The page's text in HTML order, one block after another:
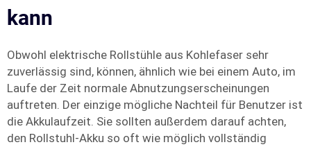
kann
Obwohl elektrische Rollstühle aus Kohlefaser sehr
zuverlässig sind, können, ähnlich wie bei einem Auto, im
Laufe der Zeit normale Abnutzungserscheinungen
auftreten. Der einzige mögliche Nachteil für Benutzer ist
die Akkulaufzeit. Sie sollten außerdem darauf achten,
den Rollstuhl-Akku so oft wie möglich vollständig